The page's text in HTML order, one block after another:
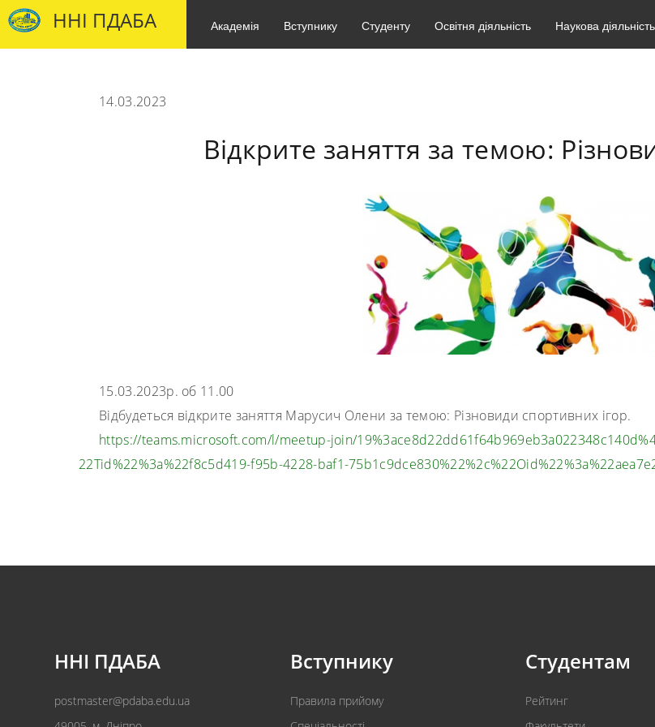
ННІ ПДАБА Академія Вступнику Студенту Освітня діяльність Наукова діяльність
14.03.2023
Відкрите заняття за темою:
15.03.2023р. об 11.00
Відбудеться відкрите заняття Марусич Олени за темою: Різновиди спортивних ігор.
https://teams.microsoft.com/l/meetup-join/19%3ace8d22dd61f64b969eb3a022348c
22Tid%22%3a%22f8c5d419-f95b-4228-baf1-75b1c9dce830%22%2c%
ННІ ПДАБА
postmaster@pdaba.edu.ua
Вступнику
Правила прийому
Студентам
Рейтинг